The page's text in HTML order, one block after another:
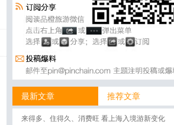
最新文章 推荐文章
来得多、住得久、消费旺 看上海入境游新变化